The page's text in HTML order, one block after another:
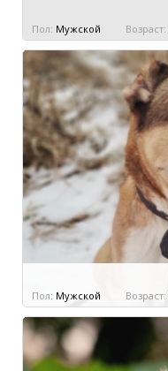
Пол: Мужской Возраст:
Пол: Мужской Возраст: